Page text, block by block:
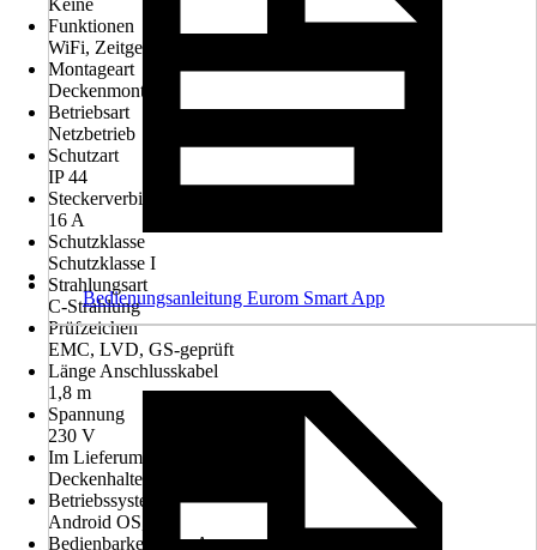
Keine
Funktionen
WiFi, Zeitgesteuert, Überhitzungsschutz
Montageart
Deckenmontage
Betriebsart
Netzbetrieb
Schutzart
IP 44
Steckerverbindung für
16 A
Schutzklasse
Schutzklasse I
Strahlungsart
C-Strahlung
Prüfzeichen
EMC, LVD, GS-geprüft
Länge Anschlusskabel
1,8 m
Spannung
230 V
Im Lieferumfang enthalten
Deckenhalterung
Betriebssystem
Android OS, iOS
Bedienbarkeit über App
Bedienungsanleitung Eurom Smart App